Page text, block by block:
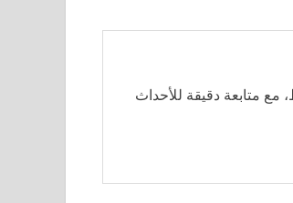
متابعة دقيقة للأحداث